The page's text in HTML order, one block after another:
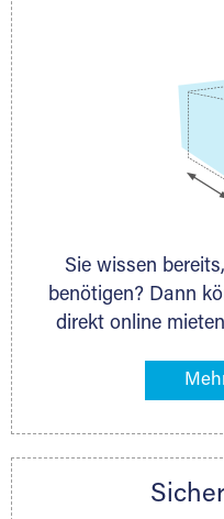
Sie wissen
benötigen? Dann
direkt online
Gegenstände an,
ermittelt. Natürlich
persönlich